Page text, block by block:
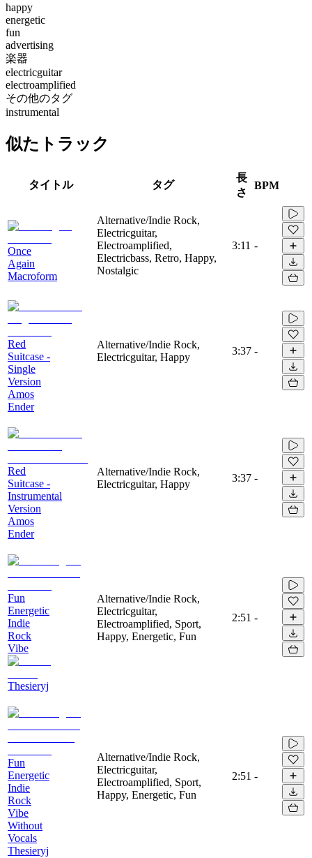
happy
energetic
fun
advertising
楽器
electricguitar
electroamplified
その他のタグ
instrumental
似たトラック
タイトル タグ
長
さ
BPM
Once
Again
Macroform
Alternative/Indie Rock,
Electricguitar,
Electroamplified,
Electricbass, Retro, Happy,
Nostalgic
3:11 -
Red
Suitcase -
Single
Version
Amos
Ender
Alternative/Indie Rock,
Electricguitar, Happy
3:37 -
Red
Suitcase -
Instrumental
Version
Amos
Ender
Alternative/Indie Rock,
Electricguitar, Happy
3:37 -
Fun
Energetic
Indie
Rock
Vibe
Thesieryj
Alternative/Indie Rock,
Electricguitar,
Electroamplified, Sport,
Happy, Energetic, Fun
2:51 -
Fun
Energetic
Indie
Rock
Vibe
Without
Vocals
Thesieryj
Alternative/Indie Rock,
Electricguitar,
Electroamplified, Sport,
Happy, Energetic, Fun
2:51 -